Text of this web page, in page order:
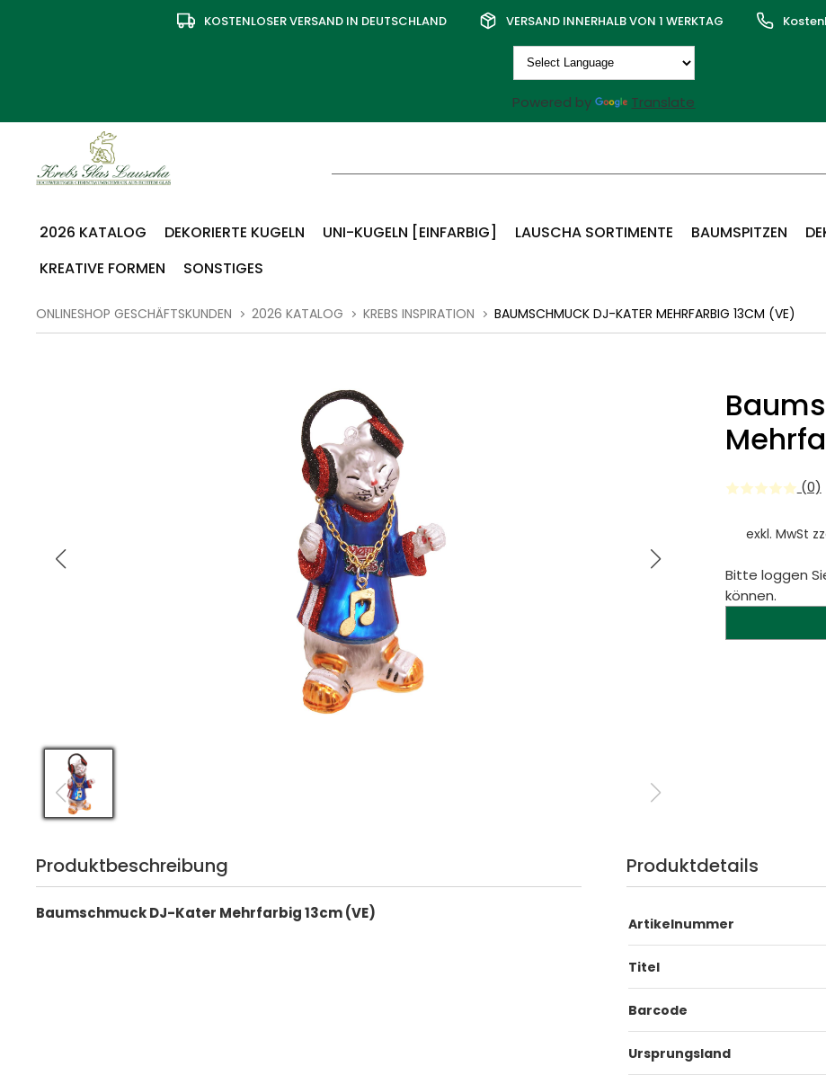
KOSTENLOSER VERSAND IN DEUTSCHLAND VERSAND INNERHALB VON 1 WERKTAG
Powered by Translate
2026 KATALOG DEKORIERTE KUGELN UNI-KUGELN [EINFARBIG] LAUSCHA SORTIMENTE BAUMSPITZEN
KREATIVE FORMEN
SONSTIGES
ONLINESHOP GESCHÄFTSKUNDEN 2026 KATALOG KREBS INSPIRATION BAUMSCHMUCK DJ-KATER MEHRFARBIG 13CM (VE)
(0)
exkl. MwSt
Bitte loggen
können.
Produktbeschreibung
Baumschmuck DJ-Kater Mehrfarbig 13cm (VE)
Produktdetails
Artikelnummer
Titel
Barcode
Ursprungsland